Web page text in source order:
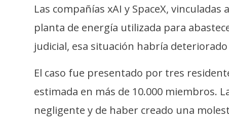
R
e
c
u
s
o
Las compañías xAI y SpaceX,
planta de energía utilizada para
judicial, esa situación habría
El caso fue presentado por tres
estimada en más de 10.000 miembros.
negligente y de haber creado una